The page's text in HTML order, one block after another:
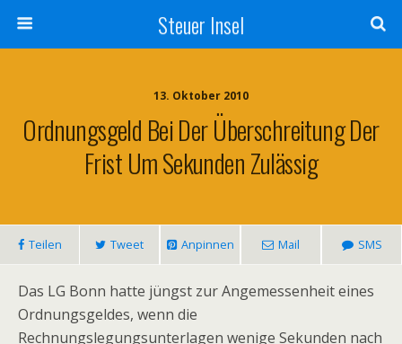
Steuer Insel
13. Oktober 2010
Ordnungsgeld Bei Der Überschreitung Der
Frist Um Sekunden Zulässig
Teilen Tweet Anpinnen Mail SMS
Das LG Bonn hatte jüngst zur Angemessenheit eines
Ordnungsgeldes, wenn die
Rechnungslegungsunterlagen wenige Sekunden nach